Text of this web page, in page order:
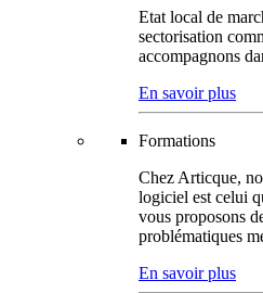
Etat local de
sectorisation
accompagnons
En savoir plus
Formations
Chez Articque,
logiciel est celui
vous proposons
problématiques
En savoir plus